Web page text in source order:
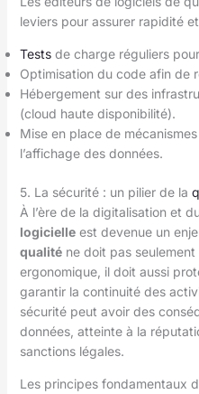
leviers pour assurer rapidité
Testsde charge réguliers
Optimisation du code afin de
Hébergement sur des
(cloud haute disponibilité).
Mise en place de
l’affichage des données.
5. La sécurité : un pilier de la
À l’ère de la digitalisation et
logicielleest devenue un
qualiténe doit pas
ergonomique, il doit aussi
garantir la continuité des
sécurité peut avoir des
données, atteinte à la
sanctions légales.
Les principes fondamentaux